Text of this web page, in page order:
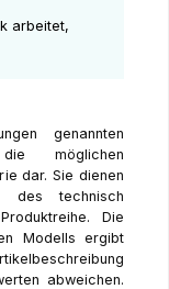
arbeitet,
genannten
möglichen
dar. Sie dienen
des technisch
Die
Modells ergibt
abweichen.